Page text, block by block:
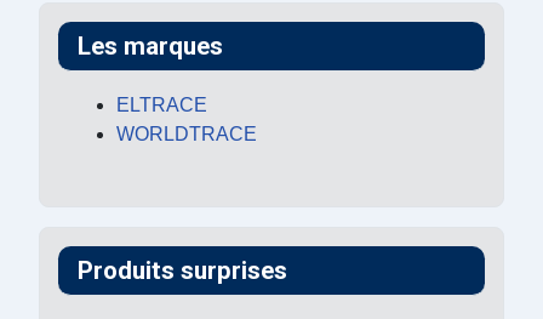
Les marques
ELTRACE
WORLDTRACE
Produits surprises